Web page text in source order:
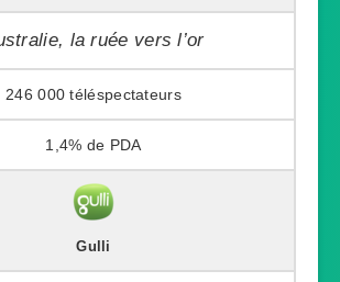
la ruée vers l’or
246 000
1,4%
Gulli